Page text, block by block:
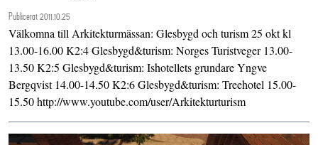
Publicerat 2011.10.25
Välkomna till Arkitekturmässan: Glesbygd och turism 25 okt kl
13.00-16.00 K2:4 Glesbygd&turism: Norges Turistveger 13.00-
13.50 K2:5 Glesbygd&turism: Ishotellets grundare Yngve
Bergqvist 14.00-14.50 K2:6 Glesbygd&turism: Treehotel 15.00-
15.50 http://www.youtube.com/user/Arkitekturturism